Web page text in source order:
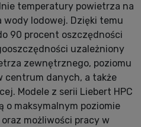
temperatury powietrza na
wody lodowej. Dzięki temu
90 procent oszczędności
uzależniony
zewnętrznego, poziomu
centrum danych, a także
Modele z serii Liebert HPC
o maksymalnym poziomie
możliwości pracy w